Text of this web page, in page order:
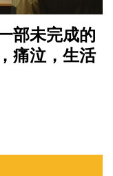
部未完成的
痛泣，生活